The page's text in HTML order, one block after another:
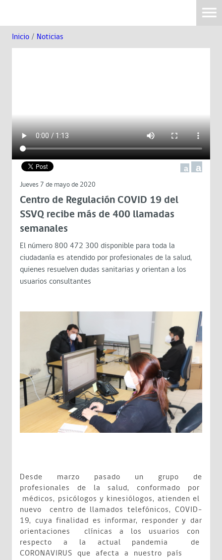
Inicio / Noticias
a a
Jueves 7 de mayo de 2020
Centro de Regulación COVID 19 del
SSVQ recibe más de 400 llamadas
semanales
El número 800 472 300 disponible para toda la
ciudadanía es atendido por profesionales de la salud,
quienes resuelven dudas sanitarias y orientan a los
usuarios consultantes
Desde marzo pasado un grupo de
profesionales de la salud, conformado por
médicos, psicólogos y kinesiólogos, atienden el
nuevo centro de llamados telefónicos, COVID-
19, cuya finalidad es informar, responder y dar
orientaciones clínicas a los usuarios con
respecto a la actual pandemia de
CORONAVIRUS que afecta a nuestro país